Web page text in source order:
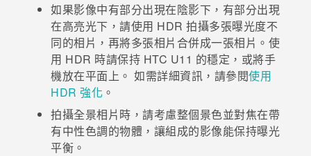
如果影像中有部分出現在陰影下，有部分出現
在高亮光下，請使用 HDR 拍攝多張曝光度不
同的相片，再將多張相片合併成一張相片。使
用 HDR 時請保持 HTC U11 的穩定，或將手
機放在平面上。 如需詳細資訊，請參閱使用
HDR 強化 。
拍攝全景相片時，請考慮整個景色並對焦在帶
有中性色調的物體，讓組成的影像能保持曝光
平衡。